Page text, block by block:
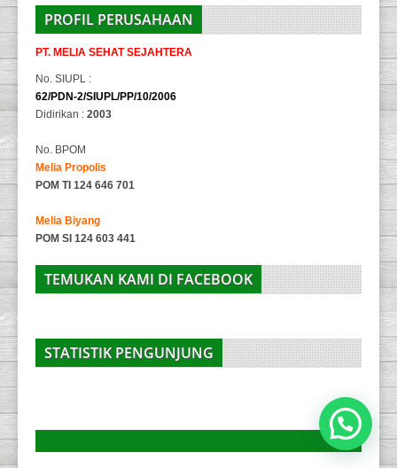
PROFIL PERUSAHAAN
PT. MELIA SEHAT SEJAHTERA
No. SIUPL :
62/PDN-2/SIUPL/PP/10/2006
Didirikan : 2003
No. BPOM
Melia Propolis
POM TI 124 646 701
Melia Biyang
POM SI 124 603 441
TEMUKAN KAMI DI FACEBOOK
STATISTIK PENGUNJUNG